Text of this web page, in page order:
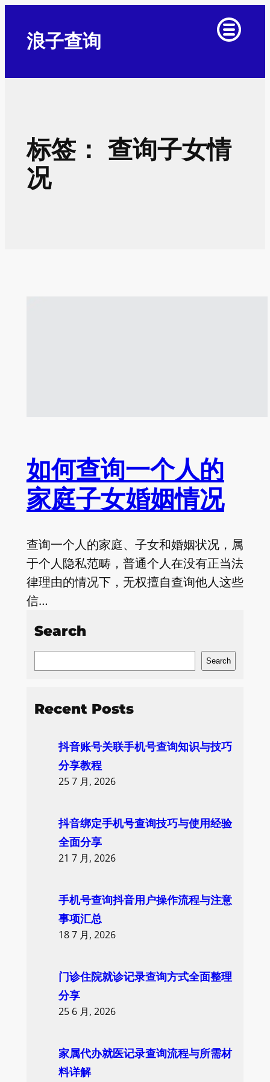
浪子查询
标签： 查询子女情
况
如何查询一个人的
家庭子女婚姻情况
查询一个人的家庭、子女和婚姻状况，属
于个人隐私范畴，普通个人在没有正当法
律理由的情况下，无权擅自查询他人这些
信…
Search
r
Search
Recent Posts
抖音账号关联手机号查询知识与技巧
分享教程
25 7 月, 2026
抖音绑定手机号查询技巧与使用经验
全面分享
21 7 月, 2026
手机号查询抖音用户操作流程与注意
事项汇总
18 7 月, 2026
门诊住院就诊记录查询方式全面整理
分享
25 6 月, 2026
家属代办就医记录查询流程与所需材
料详解